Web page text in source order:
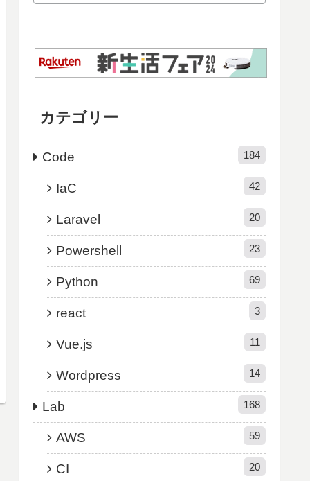
カテゴリー
Code 184
IaC 42
Laravel 20
Powershell 23
Python 69
react 3
Vue.js 11
Wordpress 14
Lab 168
AWS 59
CI 20